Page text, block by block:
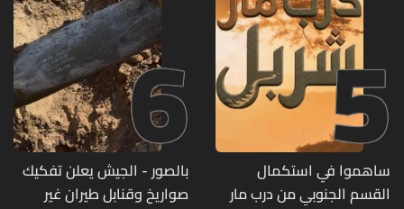
5
ساهموا في استكمال
القسم الجنوبي من درب مار
6
بالصور - الجيش يعلن تفكيك
صواريخ وقنابل طيران غير